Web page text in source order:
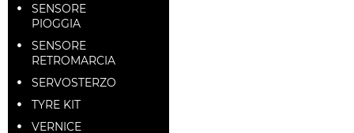
SENSORE
PIOGGIA
SENSORE
RETROMARCIA
SERVOSTERZO
TYRE KIT
VERNICE